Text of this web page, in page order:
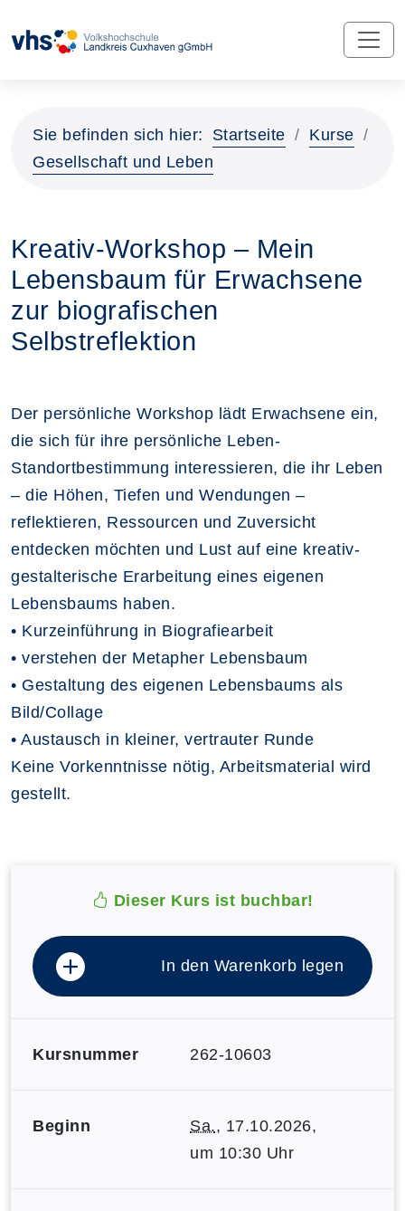
Sie befinden sich hier: Startseite
Kurse
Gesellschaft und Leben
Kreativ-Workshop – Mein
Lebensbaum für Erwachsene
zur biografischen
Selbstreflektion
Der persönliche Workshop lädt Erwachsene ein,
die sich für ihre persönliche Leben-
Standortbestimmung interessieren, die ihr Leben
– die Höhen, Tiefen und Wendungen –
reflektieren, Ressourcen und Zuversicht
entdecken möchten und Lust auf eine kreativ-
gestalterische Erarbeitung eines eigenen
Lebensbaums haben.
• Kurzeinführung in Biografiearbeit
• verstehen der Metapher Lebensbaum
• Gestaltung des eigenen Lebensbaums als
Bild/Collage
• Austausch in kleiner, vertrauter Runde
Keine Vorkenntnisse nötig, Arbeitsmaterial wird
gestellt.
Dieser Kurs ist buchbar!
In den Warenkorb legen
Kursnummer 262-10603
Beginn Sa., 17.10.2026,
um 10:30 Uhr